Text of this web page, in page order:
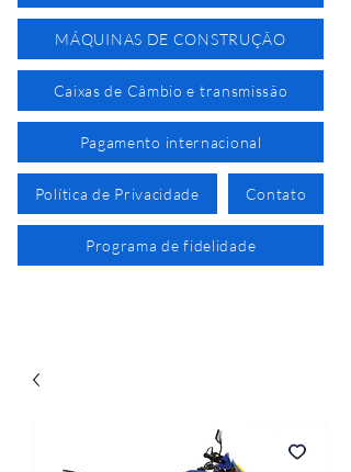
MÁQUINAS DE CONSTRUÇÃO
Caixas de Câmbio e transmissão
Pagamento internacional
Política de Privacidade Contato
Programa de fidelidade